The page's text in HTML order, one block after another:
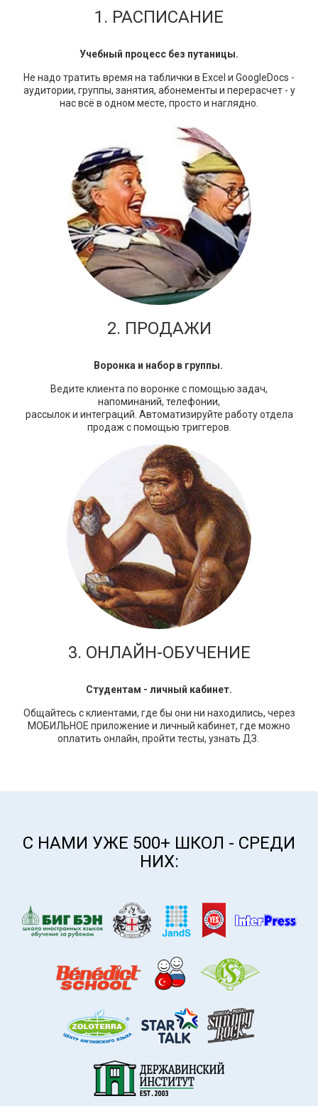
1. РАСПИСАНИЕ
Учебный процесс без путаницы.
Не надо тратить время на таблички в Excel и GoogleDocs -
аудитории, группы, занятия, абонементы и перерасчет - у
нас всё в одном месте, просто и наглядно.
2. ПРОДАЖИ
Воронка и набор в группы.
Ведите клиента по воронке с помощью задач,
напоминаний, телефонии,
рассылок и интеграций. Автоматизируйте работу отдела
продаж с помощью триггеров.
3. ОНЛАЙН-ОБУЧЕНИЕ
Студентам - личный кабинет.
Общайтесь с клиентами, где бы они ни находились, через
МОБИЛЬНОЕ приложение и личный кабинет, где можно
оплатить онлайн, пройти тесты, узнать ДЗ.
С НАМИ УЖЕ 500+ ШКОЛ - СРЕДИ
НИХ: